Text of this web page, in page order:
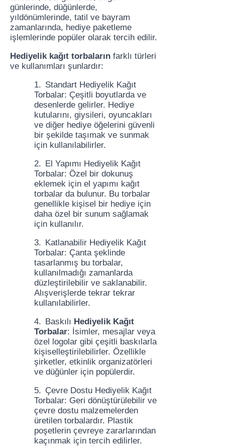
günlerinde, düğünlerde,
yıldönümlerinde, tatil ve bayram
zamanlarında, hediye paketleme
işlemlerinde popüler olarak tercih edilir.
Hediyelik kağıt torbaların farklı türleri
ve kullanımları şunlardır:
1. Standart Hediyelik Kağıt
Torbalar: Çeşitli boyutlarda ve
desenlerde gelirler. Hediye
kutularını, giysileri, oyuncakları
ve diğer hediye öğelerini güvenli
bir şekilde taşımak ve sunmak
için kullanılabilirler.
2. El Yapımı Hediyelik Kağıt
Torbalar: Özel bir dokunuş
eklemek için el yapımı kağıt
torbalar da bulunur. Bu torbalar
genellikle kişisel bir hediye için
daha özel bir sunum sağlamak
için kullanılır.
3. Katlanabilir Hediyelik Kağıt
Torbalar: Çanta şeklinde
tasarlanmış bu torbalar,
kullanılmadığı zamanlarda
düzleştirilebilir ve saklanabilir.
Alışverişlerde tekrar tekrar
kullanılabilirler.
4. Baskılı Hediyelik Kağıt
Torbalar: İsimler, mesajlar veya
özel logolar gibi çeşitli baskılarla
kişiselleştirilebilirler. Özellikle
şirketler, etkinlik organizatörleri
ve düğünler için popülerdir.
5. Çevre Dostu Hediyelik Kağıt
Torbalar: Geri dönüştürülebilir ve
çevre dostu malzemelerden
üretilen torbalardır. Plastik
poşetlerin çevreye zararlarından
kaçınmak için tercih edilirler.